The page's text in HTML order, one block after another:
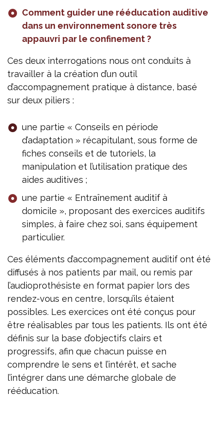
Comment guider une rééducation auditive
dans un environnement sonore très
appauvri par le confinement ?
Ces deux interrogations nous ont conduits à
travailler à la création d’un outil
d’accompagnement pratique à distance, basé
sur deux piliers :
une partie « Conseils en période
d’adaptation » récapitulant, sous forme de
fiches conseils et de tutoriels, la
manipulation et l’utilisation pratique des
aides auditives ;
une partie « Entraînement auditif à
domicile », proposant des exercices auditifs
simples, à faire chez soi, sans équipement
particulier.
Ces éléments d’accompagnement auditif ont été
diffusés à nos patients par mail, ou remis par
l’audioprothésiste en format papier lors des
rendez-vous en centre, lorsqu’ils étaient
possibles. Les exercices ont été conçus pour
être réalisables par tous les patients. Ils ont été
définis sur la base d’objectifs clairs et
progressifs, afin que chacun puisse en
comprendre le sens et l’intérêt, et sache
l’intégrer dans une démarche globale de
rééducation.